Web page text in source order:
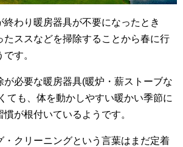
終わり暖房器具が不要になったとき
たススなどを掃除することから春に行
す。
が必要な暖房器具(暖炉・薪ストーブな
ても、体を動かしやすい暖かい季節に
が根付いているようです。
・クリーニングという言葉はまだ定着